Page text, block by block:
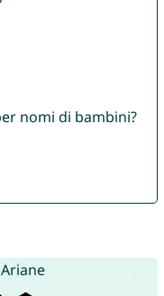
nomi di bambini?